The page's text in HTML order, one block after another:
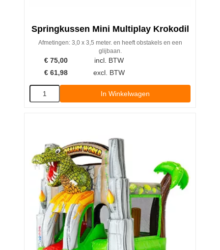
Springkussen Mini Multiplay Krokodil
Afmetingen: 3,0 x 3,5 meter. en heeft obstakels en een
glijbaan.
€ 75,00
incl. BTW
€ 61,98 excl. BTW
In Winkelwagen